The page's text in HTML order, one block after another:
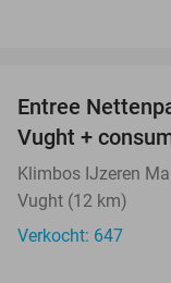
Entree
Vught +
Klimbos IJzeren
Vught (12 km)
Verkocht: 647